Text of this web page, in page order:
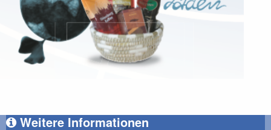
Weitere Informationen